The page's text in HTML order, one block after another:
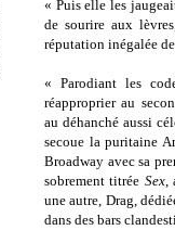
« Puis elle les
de sourire aux
réputation inégalée
« Parodiant les
réapproprier au
au déhanché aussi
secoue la puritaine
Broadway avec sa
sobrement titrée Sex,
une autre, Drag,
dans des bars